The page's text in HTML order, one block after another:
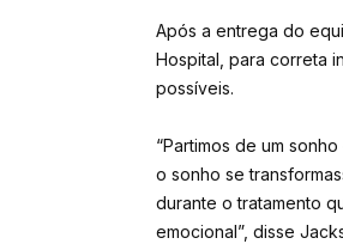
Após a entrega do
Hospital, para correta
possíveis.
“Partimos de um
o sonho se
durante o tratamento
emocional”, disse